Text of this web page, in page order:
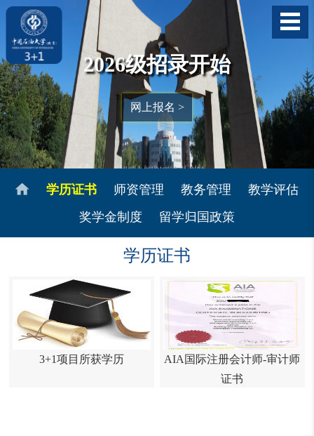
2026级招录开始
网上报名 >
学历证书 师资管理 教务管理
教学评估
奖学金制度
留学归国政策
学历证书
3+1项目所获学历
AIA国际注册会计师-审计师
证书